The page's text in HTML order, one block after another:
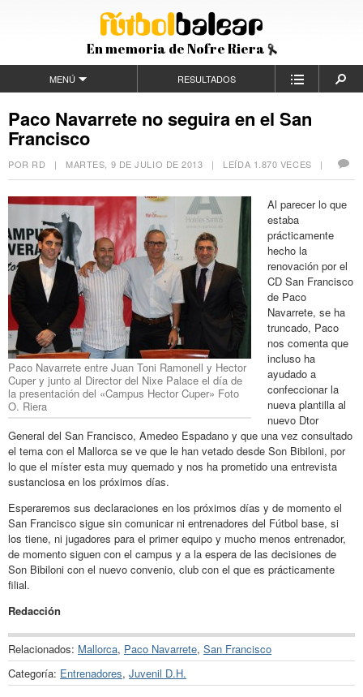
En memoria de Nofre Riera
MENÚ RESULTADOS
Paco Navarrete no seguira en el San
Francisco
POR RD | MARTES, 9 DE JULIO DE 2013 | LEÍDA 1.870 VECES |
Paco Navarrete entre Juan Toni Ramonell y Hector
Cuper y junto al Director del Nixe Palace el día de
la presentación del «Campus Hector Cuper» Foto
O. Riera
Al parecer lo que
estaba
prácticamente
hecho la
renovación por el
CD San Francisco
de Paco
Navarrete, se ha
truncado, Paco
nos comenta que
incluso ha
ayudado a
confeccionar la
nueva plantilla al
nuevo Dtor
General del San Francisco, Amedeo Espadano y que una vez consultado
el tema con el Mallorca se ve que le han vetado desde Son Bibiloni, por
lo que el míster esta muy quemado y nos ha prometido una entrevista
sustanciosa en los próximos días.
Esperaremos sus declaraciones en los próximos días y de momento el
San Francisco sigue sin comunicar ni entrenadores del Fútbol base, si
los tiene, ni jugadores para el primer equipo y mucho menos entrenador,
de momento siguen con el campus y a la espera de las decisiones de
Son Bibiloni con el nuevo convenio, club con el que es prácticamente
filial.
Redacción
Relacionados: Mallorca, Paco Navarrete, San Francisco
Categoría: Entrenadores, Juvenil D.H.